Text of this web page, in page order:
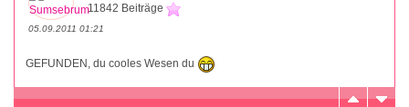
11842 Beiträge
05.09.2011 01:21
GEFUNDEN, du cooles Wesen du